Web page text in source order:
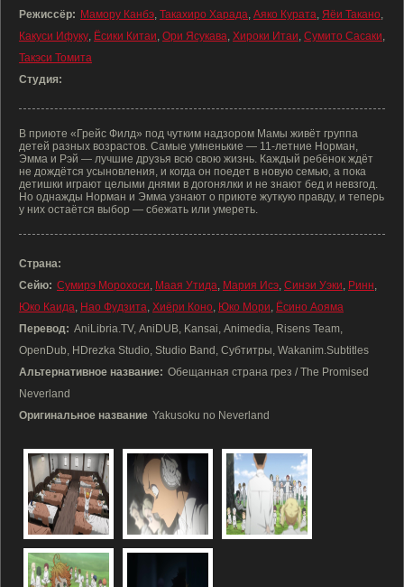
Режиссёр: Мамору Канбэ, Такахиро Харада, Аяко Курата, Яёи Такано,
Какуси Ифуку, Ёсики Китаи, Ори Ясукава, Хироки Итаи, Сумито Сасаки,
Такэси Томита
Студия:
В приюте «Грейс Филд» под чутким надзором Мамы живёт группа
детей разных возрастов. Самые умненькие — 11-летние Норман,
Эмма и Рэй — лучшие друзья всю свою жизнь. Каждый ребёнок ждёт
не дождётся усыновления, и когда он поедет в новую семью, а пока
детишки играют целыми днями в догонялки и не знают бед и невзгод.
Но однажды Норман и Эмма узнают о приюте жуткую правду, и теперь
у них остаётся выбор — сбежать или умереть.
Страна:
Сейю: Сумирэ Морохоси, Маая Утида, Мария Исэ, Синэи Уэки, Ринн,
Юко Каида, Нао Фудзита, Хиёри Коно, Юко Мори, Ёсино Аояма
Перевод: AniLibria.TV, AniDUB, Kansai, Animedia, Risens Team,
OpenDub, HDrezka Studio, Studio Band, Субтитры, Wakanim.Subtitles
Альтернативное название: Обещанная страна грез / The Promised
Neverland
Оригинальное название Yakusoku no Neverland